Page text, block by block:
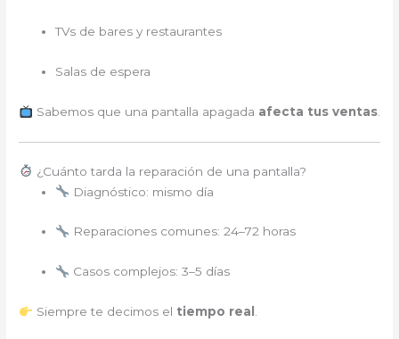
TVs de bares y restaurantes
Salas de espera
Sabemos que una pantalla apagada afecta tus ventas.
¿Cuánto tarda la reparación de una pantalla?
Diagnóstico: mismo día
Reparaciones comunes: 24–72 horas
Casos complejos: 3–5 días
Siempre te decimos el tiempo real .